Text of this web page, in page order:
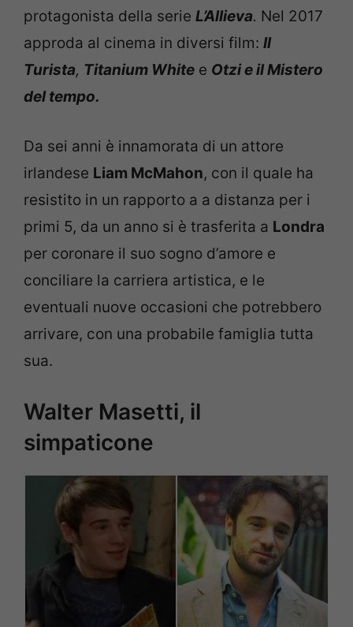
protagonista della serie L’Allieva. Nel 2017
approda al cinema in diversi film: Il
Turista, Titanium White e Otzi e il Mistero
del tempo.
Da sei anni è innamorata di un attore
irlandese Liam McMahon, con il quale ha
resistito in un rapporto a a distanza per i
primi 5, da un anno si è trasferita a Londra
per coronare il suo sogno d’amore e
conciliare la carriera artistica, e le
eventuali nuove occasioni che potrebbero
arrivare, con una probabile famiglia tutta
sua.
Walter Masetti, il
simpaticone